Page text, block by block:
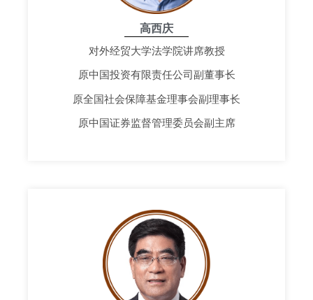
高西庆
对外经贸大学法学院讲席教授
原中国投资有限责任公司副董事长
原全国社会保障基金理事会副理事长
原中国证券监督管理委员会副主席